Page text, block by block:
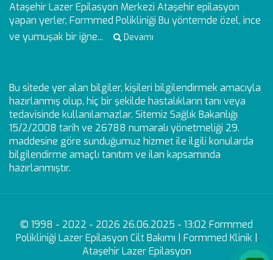
Ataşehir Lazer Epilasyon Merkezi Ataşehir epilasyon
yapan yerler, Formmed Polikliniği Bu yöntemde özel, ince
ve yumuşak bir iğne...
Devamı
Bu sitede yer alan bilgiler, kişileri bilgilendirmek amacıyla
hazırlanmış olup, hiç bir şekilde hastalıkların tanı veya
tedavisinde kullanılamazlar. Sitemiz Sağlık Bakanlığı
15/2/2008 tarih ve 26788 numaralı yönetmeliği 29.
maddesine göre sunduğumuz hizmet ile ilgili konularda
bilgilendirme amaçlı tanıtım ve ilan kapsamında
hazırlanmıştır.
© 1998 - 2022 - 2026 26.06.2025 - 13:02 Formmed
Polikliniği Lazer Epilasyon Cilt Bakımı | Formmed Klinik |
Ataşehir Lazer Epilasyon